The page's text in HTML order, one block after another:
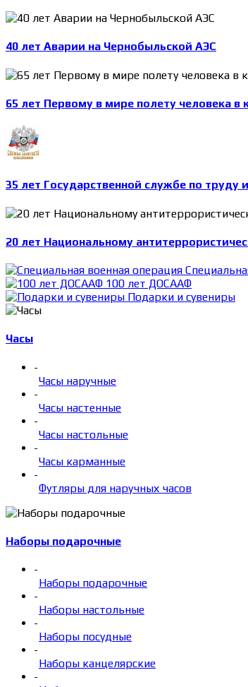
40 лет Аварии на Чернобыльской АЭС
65 лет Первому в мире полету человека в
35 лет Государственной службе по труду
20 лет Национальному
100 лет ДОСААФ
Подарки и сувениры
Часы
-
Часы наручные
-
Часы настенные
-
Часы настольные
-
Часы карманные
-
Футляры для наручных часов
Наборы подарочные
-
Наборы подарочные
-
Наборы настольные
-
Наборы посудные
-
Наборы канцелярские
-